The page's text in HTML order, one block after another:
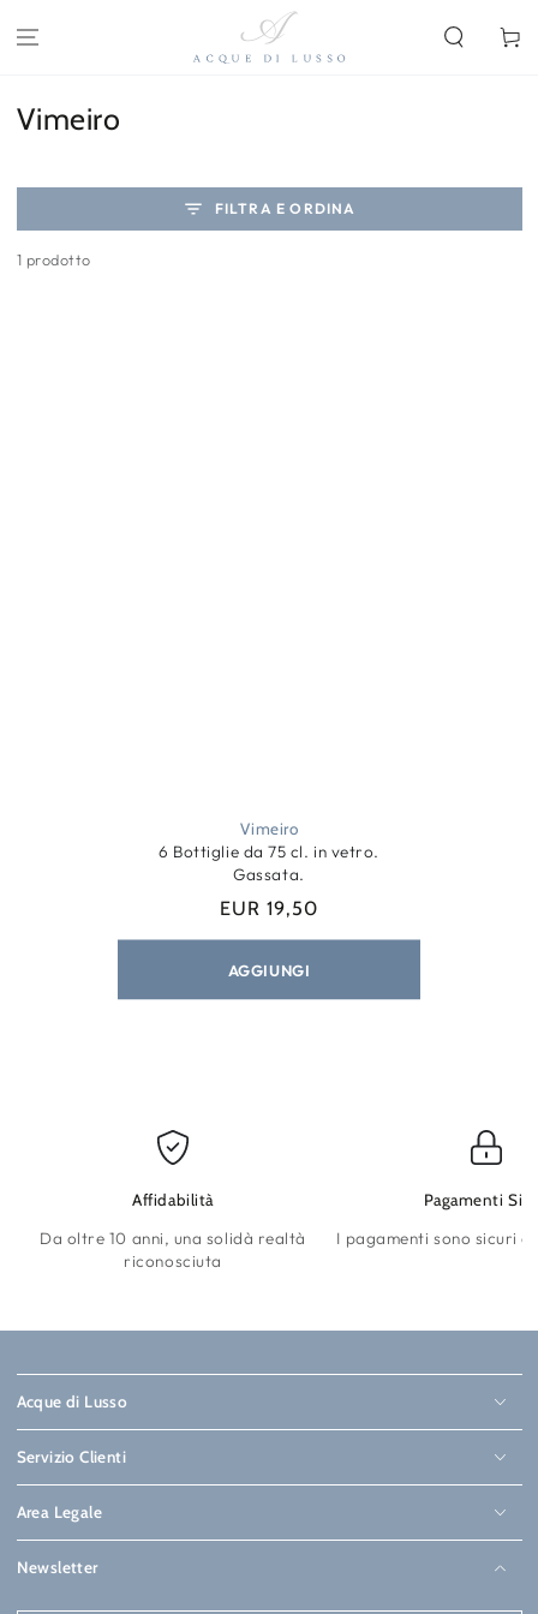
CONTENUTO
Carello
Collezione:
Vimeiro
FILTRA E ORDINA
1 prodotto
Vimeiro
6 Bottiglie da 75 cl. in vetro.
Gassata.
Prezzo
EUR 19,50
AGGIUNGI
Affidabilità
Da oltre 10 anni, una solidà realtà
riconosciuta
Pagamenti
I pagamenti sono sicuri
Acque di Lusso
Servizio Clienti
Area Legale
Newsletter